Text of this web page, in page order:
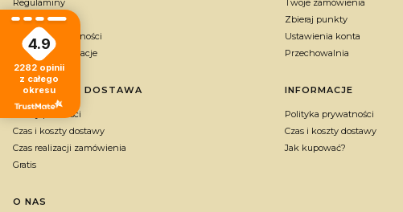
FAQ
Polityka prywatności
Zwroty i reklamacje
Zbieraj punkty
Ustawienia konta
Przechowalnia
PŁATNOŚCI I DOSTAWA
Formy płatności
Czas i koszty dostawy
Czas realizacji zamówienia
Gratis
INFORMACJE
Polityka prywatności
Czas i koszty dostawy
Jak kupować?
O NAS
4.9
2282 opinii
z całego
okresu